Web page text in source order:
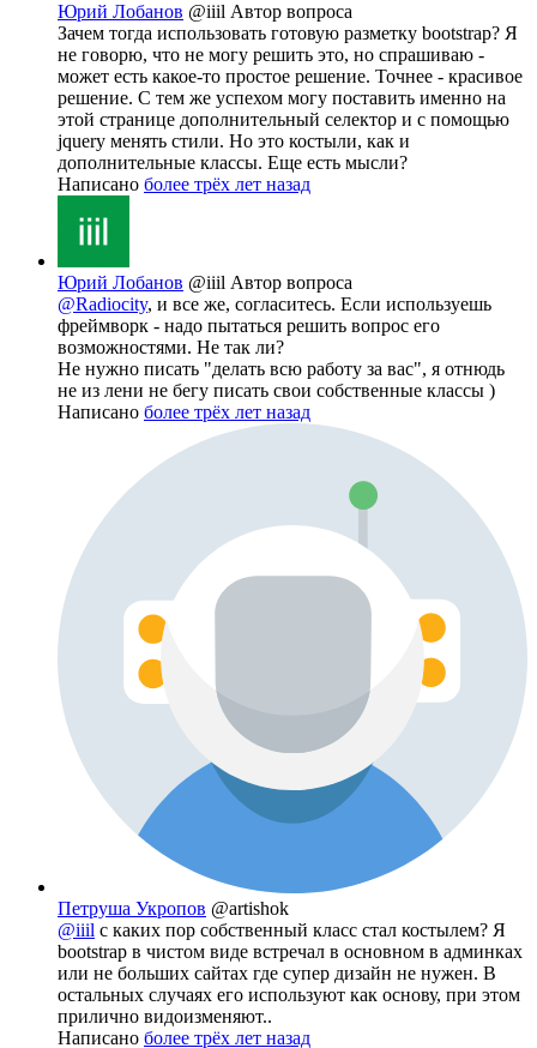
Юрий Лобанов @iiil Автор вопроса
Зачем тогда использовать готовую разметку bootstrap? Я
не говорю, что не могу решить это, но спрашиваю -
может есть какое-то простое решение. Точнее - красивое
решение. С тем же успехом могу поставить именно на
этой странице дополнительный селектор и с помощью
jquery менять стили. Но это костыли, как и
дополнительные классы. Еще есть мысли?
Написано более трёх лет назад
Юрий Лобанов @iiil Автор вопроса
@Radiocity, и все же, согласитесь. Если используешь
фреймворк - надо пытаться решить вопрос его
возможностями. Не так ли?
Не нужно писать "делать всю работу за вас", я отнюдь
не из лени не бегу писать свои собственные классы )
Написано более трёх лет назад
Петруша Укропов @artishok
@iiil с каких пор собственный класс стал костылем? Я
bootstrap в чистом виде встречал в основном в админках
или не больших сайтах где супер дизайн не нужен. В
остальных случаях его используют как основу, при этом
прилично видоизменяют..
Написано более трёх лет назад